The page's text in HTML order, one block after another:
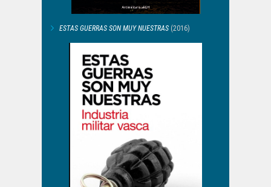
ESTAS GUERRAS SON MUY NUESTRAS (2016)